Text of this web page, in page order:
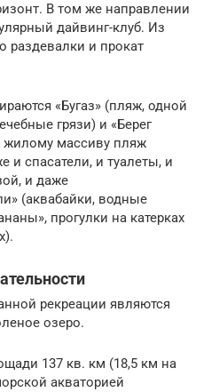
В том же направлении
дайвинг-клуб. Из
раздевалки и прокат
«Бугаз» (пляж, одной
грязи) и «Берег
жилому массиву пляж
и спасатели, и туалеты, и
и даже
(аквабайки, водные
прогулки на катерках
рекреации являются
озеро.
137 кв. км (18,5 км на
акваторией